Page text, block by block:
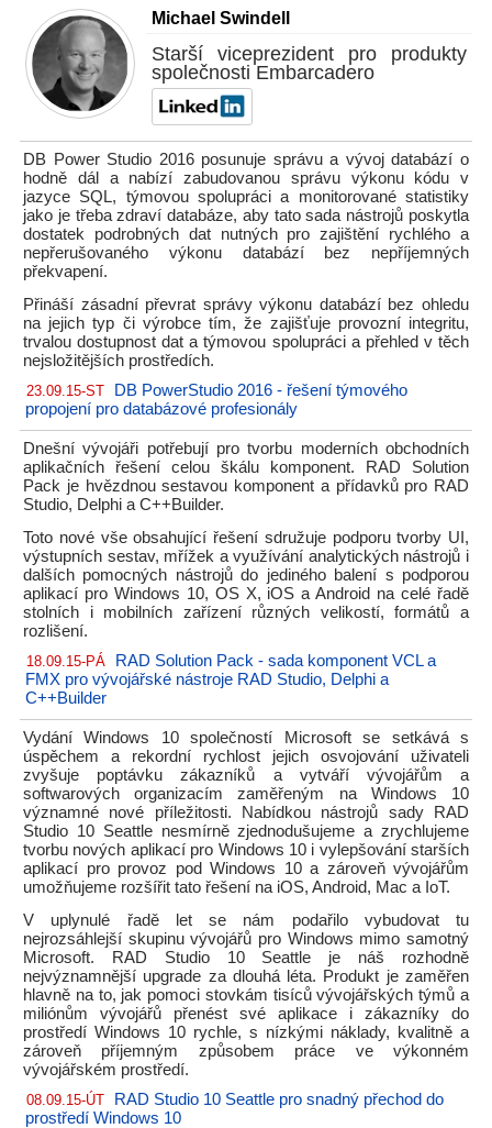
Michael Swindell
Starší viceprezident pro produkty
společnosti Embarcadero
DB Power Studio 2016 posunuje správu a vývoj databází o
hodně dál a nabízí zabudovanou správu výkonu kódu v
jazyce SQL, týmovou spolupráci a monitorované statistiky
jako je třeba zdraví databáze, aby tato sada nástrojů poskytla
dostatek podrobných dat nutných pro zajištění rychlého a
nepřerušovaného výkonu databází bez nepříjemných
překvapení.
Přináší zásadní převrat správy výkonu databází bez ohledu
na jejich typ či výrobce tím, že zajišťuje provozní integritu,
trvalou dostupnost dat a týmovou spolupráci a přehled v těch
nejsložitějších prostředích.
23.09.15-ST
DB PowerStudio 2016 - řešení týmového
propojení pro databázové profesionály
Dnešní vývojáři potřebují pro tvorbu moderních obchodních
aplikačních řešení celou škálu komponent. RAD Solution
Pack je hvězdnou sestavou komponent a přídavků pro RAD
Studio, Delphi a C++Builder.
Toto nové vše obsahující řešení sdružuje podporu tvorby UI,
výstupních sestav, mřížek a využívání analytických nástrojů i
dalších pomocných nástrojů do jediného balení s podporou
aplikací pro Windows 10, OS X, iOS a Android na celé řadě
stolních i mobilních zařízení různých velikostí, formátů a
rozlišení.
18.09.15-PÁ
RAD Solution Pack - sada komponent VCL a
FMX pro vývojářské nástroje RAD Studio, Delphi a
C++Builder
Vydání Windows 10 společností Microsoft se setkává s
úspěchem a rekordní rychlost jejich osvojování uživateli
zvyšuje poptávku zákazníků a vytváří vývojářům a
softwarových organizacím zaměřeným na Windows 10
významné nové příležitosti. Nabídkou nástrojů sady RAD
Studio 10 Seattle nesmírně zjednodušujeme a zrychlujeme
tvorbu nových aplikací pro Windows 10 i vylepšování starších
aplikací pro provoz pod Windows 10 a zároveň vývojářům
umožňujeme rozšířit tato řešení na iOS, Android, Mac a IoT.
V uplynulé řadě let se nám podařilo vybudovat tu
nejrozsáhlejší skupinu vývojářů pro Windows mimo samotný
Microsoft. RAD Studio 10 Seattle je náš rozhodně
nejvýznamnější upgrade za dlouhá léta. Produkt je zaměřen
hlavně na to, jak pomoci stovkám tisíců vývojářských týmů a
miliónům vývojářů přenést své aplikace i zákazníky do
prostředí Windows 10 rychle, s nízkými náklady, kvalitně a
zároveň příjemným způsobem práce ve výkonném
vývojářském prostředí.
08.09.15-ÚT
RAD Studio 10 Seattle pro snadný přechod do
prostředí Windows 10